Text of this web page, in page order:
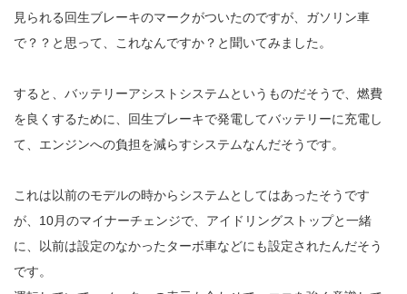
見られる回生ブレーキのマークがついたのですが、ガソリン車
で？？と思って、これなんですか？と聞いてみました。
すると、バッテリーアシストシステムというものだそうで、燃費
を良くするために、回生ブレーキで発電してバッテリーに充電し
て、エンジンへの負担を減らすシステムなんだそうです。
これは以前のモデルの時からシステムとしてはあったそうです
が、10月のマイナーチェンジで、アイドリングストップと一緒
に、以前は設定のなかったターボ車などにも設定されたんだそう
です。